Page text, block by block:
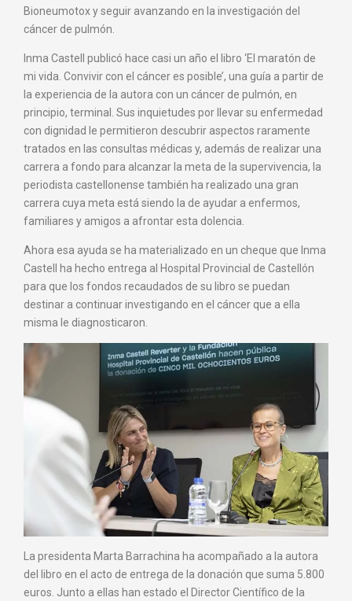
Bioneumotox y seguir avanzando en la investigación del
cáncer de pulmón.
Inma Castell publicó hace casi un año el libro ‘El maratón de
mi vida. Convivir con el cáncer es posible’, una guía a partir de
la experiencia de la autora con un cáncer de pulmón, en
principio, terminal. Sus inquietudes por llevar su enfermedad
con dignidad le permitieron descubrir aspectos raramente
tratados en las consultas médicas y, además de realizar una
carrera a fondo para alcanzar la meta de la supervivencia, la
periodista castellonense también ha realizado una gran
carrera cuya meta está siendo la de ayudar a enfermos,
familiares y amigos a afrontar esta dolencia.
Ahora esa ayuda se ha materializado en un cheque que Inma
Castell ha hecho entrega al Hospital Provincial de Castellón
para que los fondos recaudados de su libro se puedan
destinar a continuar investigando en el cáncer que a ella
misma le diagnosticaron.
La presidenta Marta Barrachina ha acompañado a la autora
del libro en el acto de entrega de la donación que suma 5.800
euros. Junto a ellas han estado el Director Científico de la